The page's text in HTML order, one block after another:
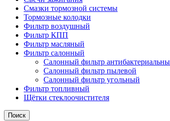
Смазки тормозной системы
Тормозные колодки
Фильтр воздушный
Фильтр КПП
Фильтр масляный
Фильтр салонный
Салонный фильтр
Салонный фильтр пылевой
Салонный фильтр угольный
Фильтр топливный
Щётки стеклоочистителя
Поиск